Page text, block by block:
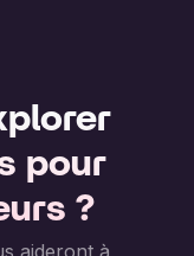
pour
?
aideront à